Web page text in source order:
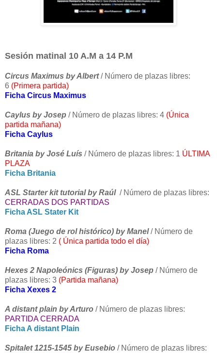
Sesión matinal 10 A.M a 14 P.M
Circus Maximus by Albert / Número de plazas libres:
6 (Primera partida)
Ficha Circus Maximus
Caylus by Josep / Número de plazas libres: 4 (Única
partida mañana)
Ficha Caylus
Britania by José Luís / Número de plazas libres: 1 ÚLTIMA
PLAZA
Ficha Britania
ASL Starter kit tutorial by Raúl/ Número de plazas libres:
CERRADAS DOS PARTIDAS
Ficha ASL Stater Kit
Roma (Juego de rol histórico) by Manel/ Número de
plazas libres: 2 ( Única partida todo el día)
Ficha Roma
Hexes 2 Napoleónics (Figuras) by Josep / Número de
plazas libres: 3 (Partida mañana)
Ficha Xexes 2
A distant plain by Arturo / Número de plazas libres:
PARTIDA CERRADA
Ficha A distant Plain
Spitalet 1215-1545 by Eusebio / Número de plazas libres: